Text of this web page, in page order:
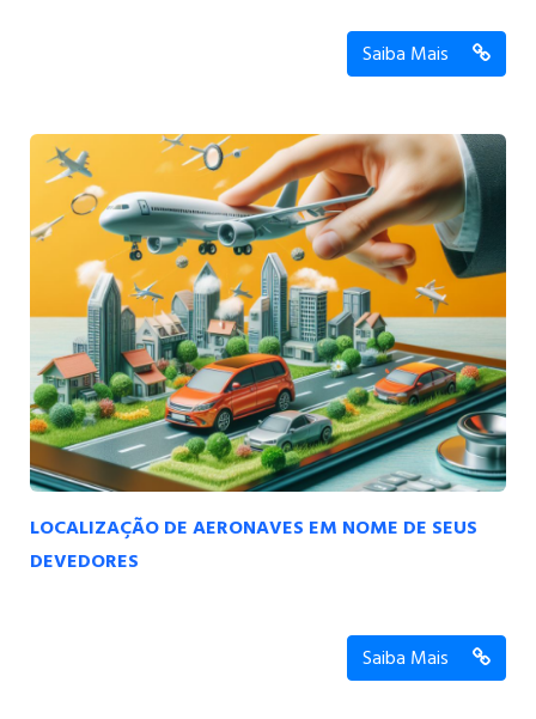
Saiba Mais
LOCALIZAÇÃO DE AERONAVES EM NOME DE SEUS
DEVEDORES
Saiba Mais